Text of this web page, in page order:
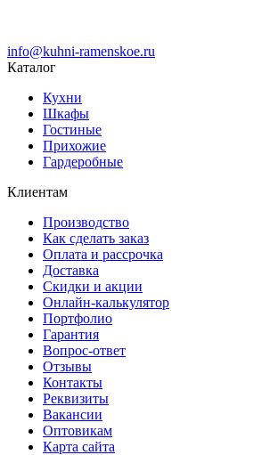
info@kuhni-ramenskoe.ru
Каталог
Кухни
Шкафы
Гостиные
Прихожие
Гардеробные
Клиентам
Производство
Как сделать заказ
Оплата и рассрочка
Доставка
Скидки и акции
Онлайн-калькулятор
Портфолио
Гарантия
Вопрос-ответ
Отзывы
Контакты
Реквизиты
Вакансии
Оптовикам
Карта сайта